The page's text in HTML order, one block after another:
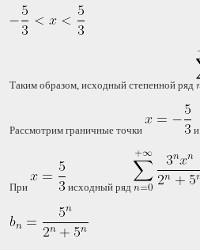
Таким образом, исходный степенной ряд
Рассмотрим граничные точки и
При исходный ряд